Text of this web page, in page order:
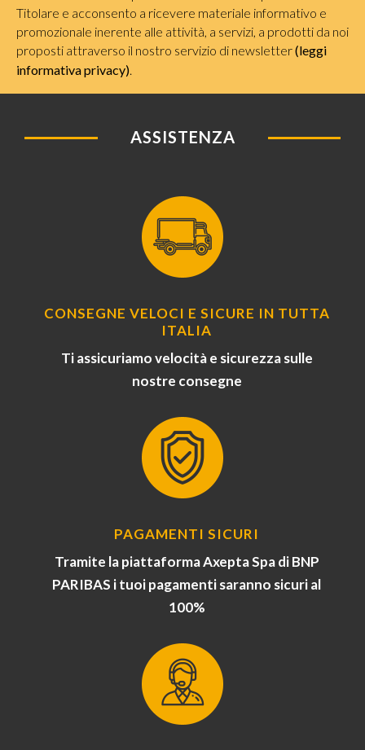
Titolare e acconsento a ricevere materiale informativo e
promozionale inerente alle attività, a servizi, a prodotti da noi
proposti attraverso il nostro servizio di newsletter(leggi
informativa privacy)
ASSISTENZA
CONSEGNE VELOCI E SICURE IN TUTTA
ITALIA
Ti assicuriamo velocità e sicurezza sulle
nostre consegne
PAGAMENTI SICURI
Tramite la piattaforma Axepta Spa di BNP
PARIBAS i tuoi pagamenti saranno sicuri al
100%